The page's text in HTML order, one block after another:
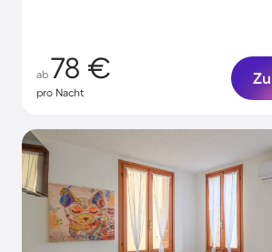
ab 78 €
pro Nacht